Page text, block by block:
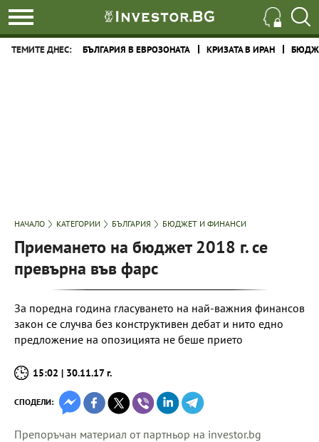
ТЕМИТЕ ДНЕС: БЪЛГАРИЯ В ЕВРОЗОНАТА КРИЗАТА В ИРАН
НАЧАЛО КАТЕГОРИИ БЪЛГАРИЯ БЮДЖЕТ И ФИНАНСИ
Приемането на бюджет 2018 г. се
превърна във фарс
За поредна година гласуването на най-важния финансов
закон се случва без конструктивен дебат и нито едно
предложение на опозицията не беше прието
15:02 | 30.11.17 г.
СПОДЕЛИ:
Препоръчан материал от партньор на investor.bg